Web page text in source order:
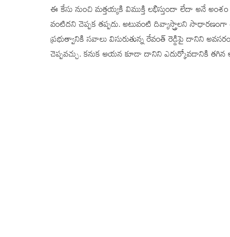
ఈ కేసు నుంచి మత్తయ్యకి విముక్తి లభిస్తుందా లేదా అనే
వంటిదని చెప్పక తప్పదు. అటువంటి దివ్యాస్త్రాలని
ప్రభుత్వానికి సవాలు విసురుతున్న రేవంత్ రెడ్డిపై దానిని
చెప్పవచ్చు. కనుక ఆయన కూడా దానిని ఎదుర్కోవడానికి తగిన